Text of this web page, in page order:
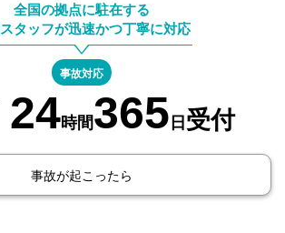
全国の拠点に駐在する
タッフが迅速かつ丁寧に対応
事故対応
24時間365 日 受付
事故が起こったら